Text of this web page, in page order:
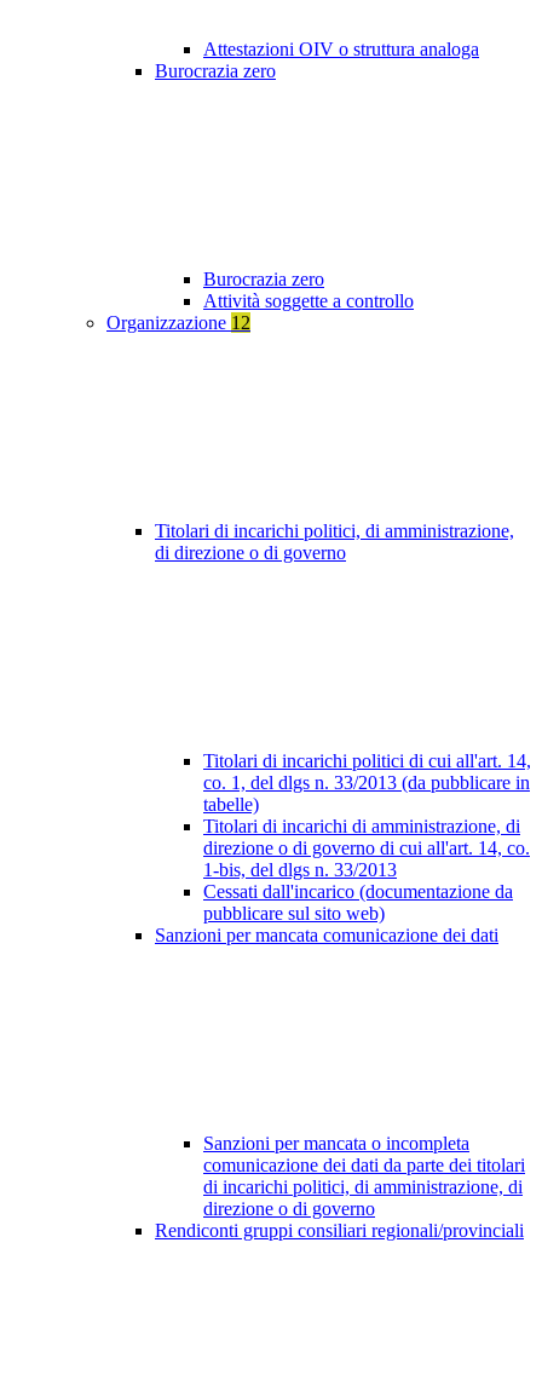
Attestazioni OIV o struttura analoga
Burocrazia zero
Burocrazia zero
Attività soggette a controllo
Organizzazione 12
Titolari di incarichi politici, di amministrazione,
di direzione o di governo
Titolari di incarichi politici di cui all'art. 14,
co. 1, del dlgs n. 33/2013 (da pubblicare in
tabelle)
Titolari di incarichi di amministrazione, di
direzione o di governo di cui all'art. 14, co.
1-bis, del dlgs n. 33/2013
Cessati dall'incarico (documentazione da
pubblicare sul sito web)
Sanzioni per mancata comunicazione dei dati
Sanzioni per mancata o incompleta
comunicazione dei dati da parte dei titolari
di incarichi politici, di amministrazione, di
direzione o di governo
Rendiconti gruppi consiliari regionali/provinciali